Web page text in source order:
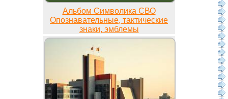
Альбом Символика СВО
Опознавательные, тактические
знаки, эмблемы